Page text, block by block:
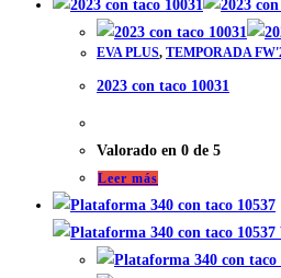
EVA PLUS, TEMPORADA
2023 con taco 10031
Valorado en 0 de 5
Leer más